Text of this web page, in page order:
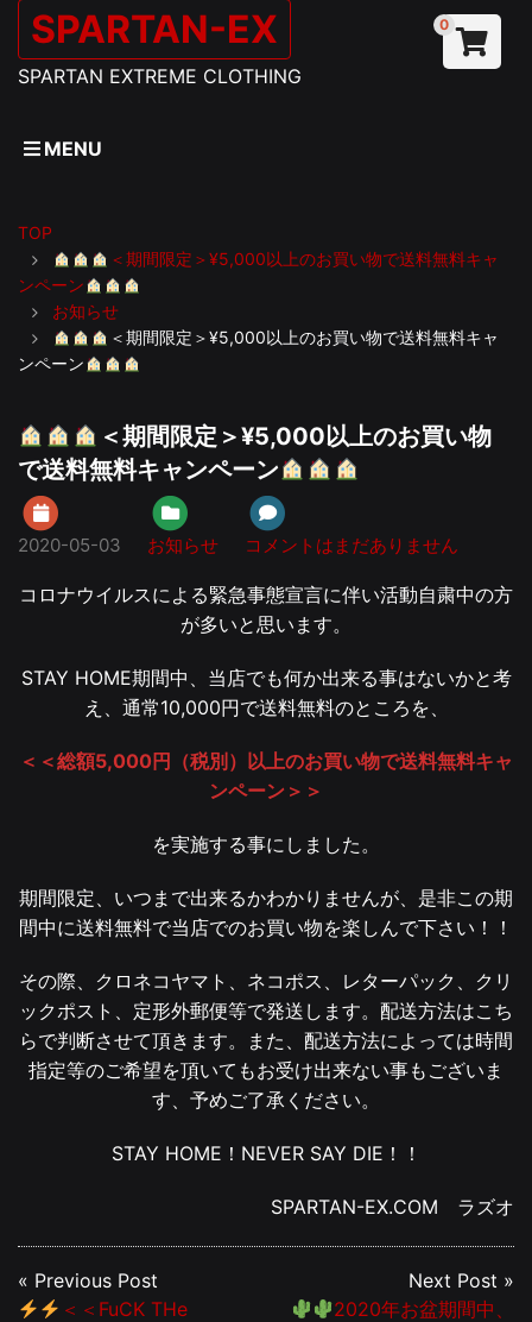
SPARTAN-EX
SPARTAN EXTREME CLOTHING
0
MENU
TOP
＜期間限定＞¥5,000以上のお買い物で送料無料キャ
ンペーン
お知らせ
＜期間限定＞¥5,000以上のお買い物で送料無料キャ
ンペーン
＜期間限定＞¥5,000以上のお買い物
で送料無料キャンペーン
2020-05-03 お知らせ コメントはまだありません
コロナウイルスによる緊急事態宣言に伴い活動自粛中の方
が多いと思います。
STAY HOME期間中、当店でも何か出来る事はないかと考
え、通常10,000円で送料無料のところを、
＜＜総額5,000円（税別）以上のお買い物で送料無料キャ
ンペーン＞＞
を実施する事にしました。
期間限定、いつまで出来るかわかりませんが、是非この期
間中に送料無料で当店でのお買い物を楽しんで下さい！！
その際、クロネコヤマト、ネコポス、レターパック、クリ
ックポスト、定形外郵便等で発送します。配送方法はこち
らで判断させて頂きます。また、配送方法によっては時間
指定等のご希望を頂いてもお受け出来ない事もございま
す、予めご了承ください。
STAY HOME！NEVER SAY DIE！！
SPARTAN-EX.COM ラズオ
« Previous Post
＜＜FuCK THe
Next Post »
2020年お盆期間中、